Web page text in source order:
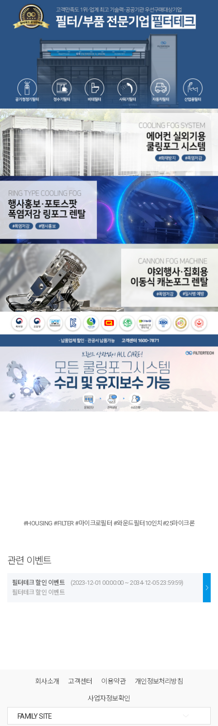
#HOUSING #FILTER #마이크로필터 #와운드필터10인치#25마이크론
관련 이벤트
필터테크 할인 이벤트
(2023-12-01 00:00:00 ~ 2034-12-05 23:59:59)
필터테크 할인 이벤트
회사소개 고객센터 이용약관 개인정보처리방침
사업자정보확인